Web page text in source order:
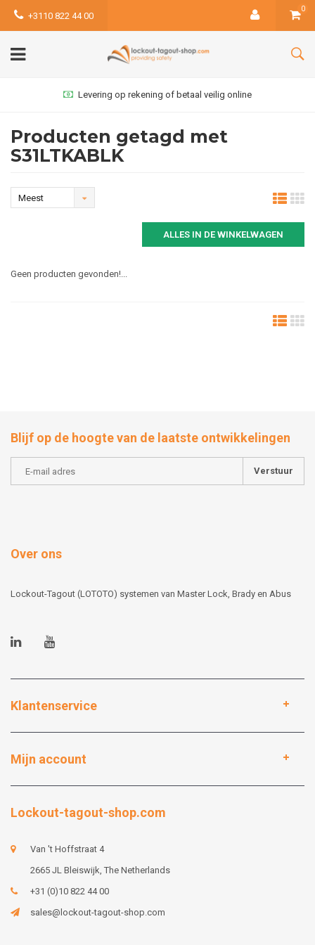
+3110 822 44 00
0
Levering op rekening of betaal veilig online
Producten getagd met
S31LTKABLK
Meest
ALLES IN DE WINKELWAGEN
Geen producten gevonden!...
Blijf op de hoogte van de laatste ontwikkelingen
Verstuur
Over ons
Lockout-Tagout (LOTOTO) systemen van Master Lock, Brady en Abus
Klantenservice
Mijn account
Lockout-tagout-shop.com
Van 't Hoffstraat 4
2665 JL Bleiswijk, The Netherlands
+31 (0)10 822 44 00
sales@lockout-tagout-shop.com